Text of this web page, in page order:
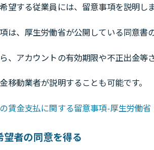
望する従業員には、留意事項を説明し
は、厚生労働省が公開している同意書
、アカウントの有効期限や不正出金
移動業者が説明することも可能です。
賃金支払に関する留意事項-厚生労働省
者の同意を得る